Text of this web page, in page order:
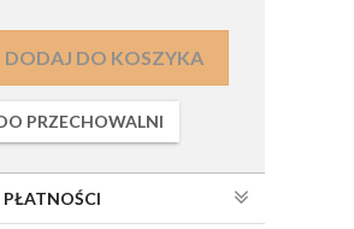
DODAJ DO KOSZYKA
PRZECHOWALNI